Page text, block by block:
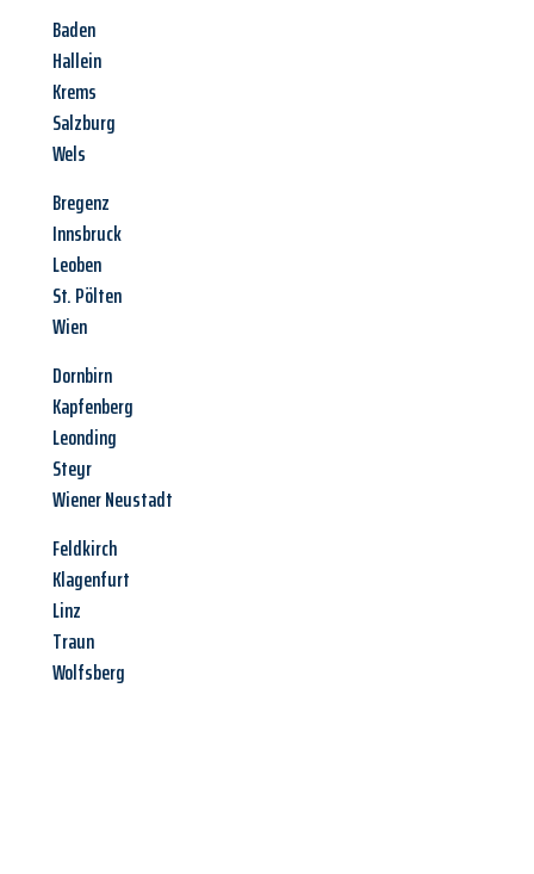
Baden
Hallein
Krems
Salzburg
Wels
Bregenz
Innsbruck
Leoben
St. Pölten
Wien
Dornbirn
Kapfenberg
Leonding
Steyr
Wiener Neustadt
Feldkirch
Klagenfurt
Linz
Traun
Wolfsberg